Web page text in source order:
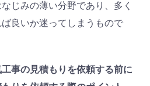
じみの薄い分野であり、多く
良いか迷ってしまうもので
工事の見積もりを依頼する前に